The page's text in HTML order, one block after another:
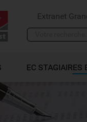
Extranet
EC STAGIAIRES